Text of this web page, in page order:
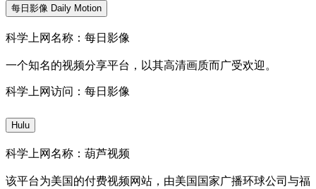
每日影像 Daily Motion
科学上网名称：每日影像
一个知名的视频分享平台，以其高清画质而广受欢迎。
科学上网访问：每日影像
Hulu
科学上网名称：葫芦视频
该平台为美国的付费视频网站，由美国国家广播环球公司与福